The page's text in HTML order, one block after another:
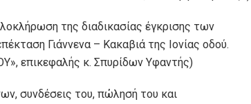
της διαδικασίας έγκρισης των
Γιάννενα – Κακαβιά της Ιονίας οδού.
επικεφαλής κ. Σπυρίδων Υφαντής)
συνδέσεις του, πώλησή του και